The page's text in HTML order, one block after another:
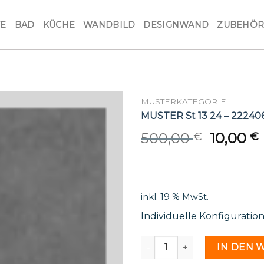
BAD KÜCHE WANDBILD DESIGNWAND ZUBEHÖR
MUSTERKATEGORIE
MUSTER St 13 24 –
500,00€
Original
10,00€
inkl. 19 % MwSt.
Individuelle Konfiguration
MUSTER St 13 24 - 2224061
IN DEN